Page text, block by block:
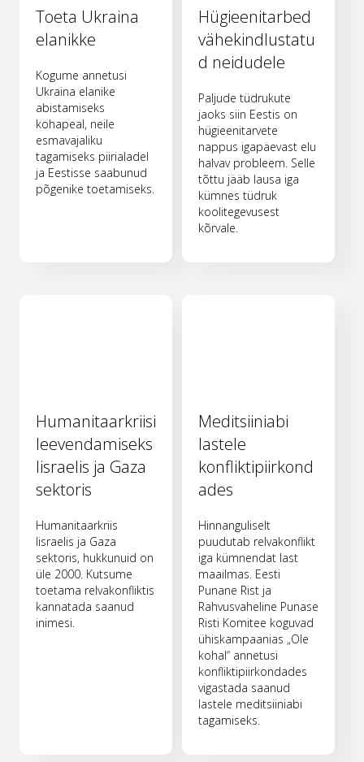
Toeta Ukraina
elanikke
Kogume annetusi
Ukraina elanike
abistamiseks
kohapeal, neile
esmavajaliku
tagamiseks piirialadel
ja Eestisse saabunud
põgenike toetamiseks.
Hügieenitarbed
vähekindlustatu
d neidudele
Paljude tüdrukute
jaoks siin Eestis on
hügieenitarvete
nappus igapäevast elu
halvav probleem. Selle
tõttu jääb lausa iga
kümnes tüdruk
koolitegevusest
kõrvale.
Humanitaarkriisi
leevendamiseks
Iisraelis ja Gaza
sektoris
Humanitaarkriis
Iisraelis ja Gaza
sektoris, hukkunuid on
üle 2000. Kutsume
toetama relvakonfliktis
kannatada saanud
inimesi.
Meditsiiniabi
lastele
konfliktipiirkond
ades
Hinnanguliselt
puudutab relvakonflikt
iga kümnendat last
maailmas. Eesti
Punane Rist ja
Rahvusvaheline Punase
Risti Komitee koguvad
ühiskampaanias „Ole
kohal“ annetusi
konfliktipiirkondades
vigastada saanud
lastele meditsiiniabi
tagamiseks.